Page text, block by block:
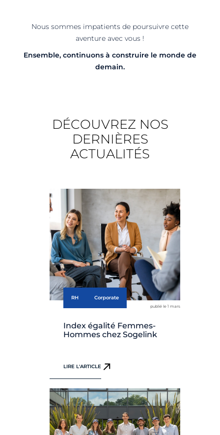
Nous sommes impatients de poursuivre cette
aventure avec vous !
Ensemble, continuons à construire le monde de
demain.
DÉCOUVREZ NOS
DERNIÈRES
ACTUALITÉS
RH Corporate
publié le 1 mars
Index égalité Femmes-
Hommes chez Sogelink
LIRE L'ARTICLE